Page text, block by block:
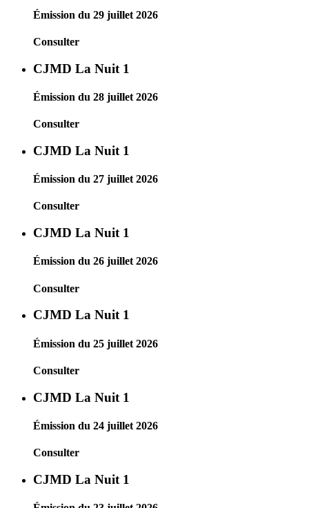
Émission du 29 juillet 2026
Consulter
CJMD La Nuit 1
Émission du 28 juillet 2026
Consulter
CJMD La Nuit 1
Émission du 27 juillet 2026
Consulter
CJMD La Nuit 1
Émission du 26 juillet 2026
Consulter
CJMD La Nuit 1
Émission du 25 juillet 2026
Consulter
CJMD La Nuit 1
Émission du 24 juillet 2026
Consulter
CJMD La Nuit 1